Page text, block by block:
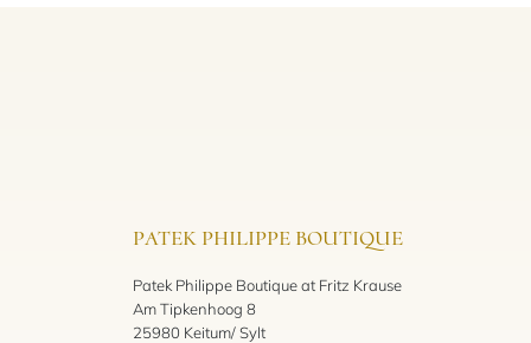
PATEK PHILIPPE BOUTIQUE
Patek Philippe Boutique at Fritz Krause
Am Tipkenhoog 8
25980 Keitum/ Sylt